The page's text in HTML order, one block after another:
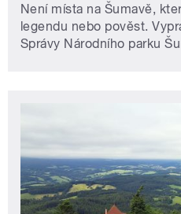
Není místa na Šumavě,
legendu nebo pověst.
Správy Národního parku